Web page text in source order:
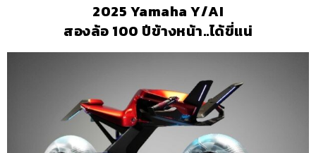
2025 Yamaha Y/AI
สองล้อ 100 ปีข้างหน้า..ได้ขี่แน่